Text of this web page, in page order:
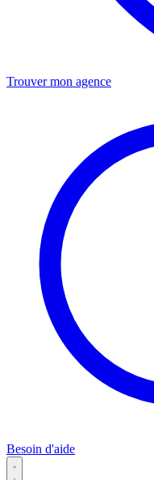
Trouver mon agence
Besoin d'aide